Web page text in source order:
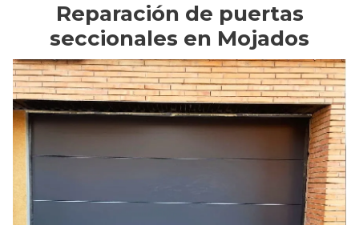
Reparación de puertas
seccionales en Mojados